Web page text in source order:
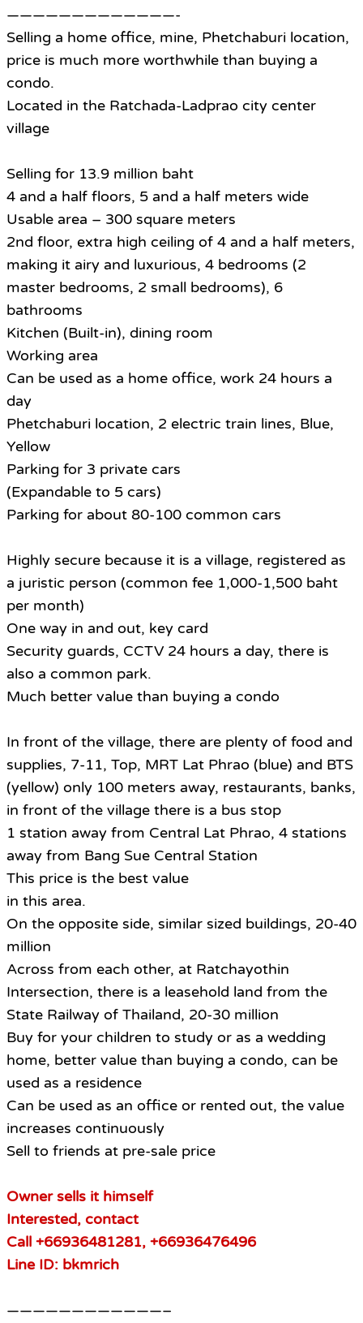
—————————————-
Selling a home office, mine, Phetchaburi location,
price is much more worthwhile than buying a
condo.
Located in the Ratchada-Ladprao city center
village
Selling for 13.9 million baht
4 and a half floors, 5 and a half meters wide
Usable area – 300 square meters
2nd floor, extra high ceiling of 4 and a half meters,
making it airy and luxurious, 4 bedrooms (2
master bedrooms, 2 small bedrooms), 6
bathrooms
Kitchen (Built-in), dining room
Working area
Can be used as a home office, work 24 hours a
day
Phetchaburi location, 2 electric train lines, Blue,
Yellow
Parking for 3 private cars
(Expandable to 5 cars)
Parking for about 80-100 common cars
Highly secure because it is a village, registered as
a juristic person (common fee 1,000-1,500 baht
per month)
One way in and out, key card
Security guards, CCTV 24 hours a day, there is
also a common park.
Much better value than buying a condo
In front of the village, there are plenty of food and
supplies, 7-11, Top, MRT Lat Phrao (blue) and BTS
(yellow) only 100 meters away, restaurants, banks,
in front of the village there is a bus stop
1 station away from Central Lat Phrao, 4 stations
away from Bang Sue Central Station
This price is the best value
in this area.
On the opposite side, similar sized buildings, 20-40
million
Across from each other, at Ratchayothin
Intersection, there is a leasehold land from the
State Railway of Thailand, 20-30 million
Buy for your children to study or as a wedding
home, better value than buying a condo, can be
used as a residence
Can be used as an office or rented out, the value
increases continuously
Sell to friends at pre-sale price
Owner sells it himself
Interested, contact
Call +66936481281, +66936476496
Line ID: bkmrich
————————————–